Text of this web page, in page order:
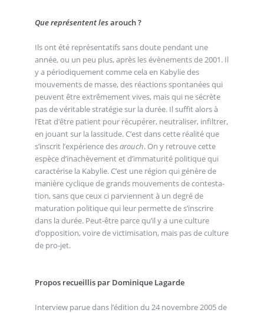
Que représentent lesarouch ?
Ils ont été représentatifs sans doute pendant une
année, ou un peu plus, après les évènements de 2001. Il
y a périodiquement comme cela en Kabylie des
mouvements de masse, des réactions spontanées qui
peuvent être extrêmement vives, mais qui ne sécrète
pas de véritable stratégie sur la durée. Il suffit alors à
l’Etat d’être patient pour récupérer, neutraliser, infiltrer,
en jouant sur la lassitude. C’est dans cette réalité que
s’inscrit l’expérience desarouch. On y retrouve cette
espèce d’inachèvement et d’immaturité politique qui
caractérise la Kabylie. C’est une région qui génère de
manière cyclique de grands mouvements de contesta-
tion, sans que ceux ci parviennent à un degré de
maturation politique qui leur permette de s’inscrire
dans la durée. Peut-être parce qu’il y a une culture
d’opposition, voire de victimisation, mais pas de culture
de pro-jet.
Propos recueillis par Dominique Lagarde
Interview parue dans l’édition du 24 novembre 2005 de